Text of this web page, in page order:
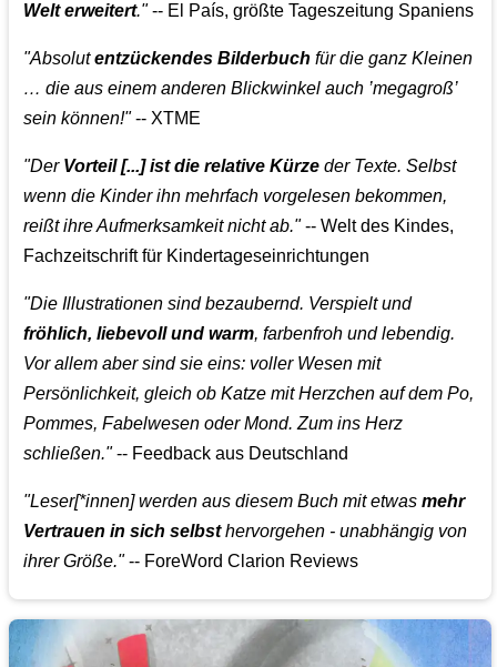
Welt erweitert."-- El País, größte Tageszeitung Spaniens
"Absolutentzückendes Bilderbuch für die ganz Kleinen
… die aus einem anderen Blickwinkel auch ’megagroß’
sein können!"-- XTME
"Der Vorteil [...] ist die relative Kürze der Texte. Selbst
wenn die Kinder ihn mehrfach vorgelesen bekommen,
reißt ihre Aufmerksamkeit nicht ab."-- Welt des Kindes,
Fachzeitschrift für Kindertageseinrichtungen
"Die Illustrationen sind bezaubernd. Verspielt und
fröhlich, liebevoll und warm, farbenfroh und lebendig.
Vor allem aber sind sie eins: voller Wesen mit
Persönlichkeit, gleich ob Katze mit Herzchen auf dem Po,
Pommes, Fabelwesen oder Mond. Zum ins Herz
schließen."-- Feedback aus Deutschland
"Leser[*innen] werden aus diesem Buch mit etwasmehr
Vertrauen in sich selbsthervorgehen - unabhängig von
ihrer Größe."-- ForeWord Clarion Reviews